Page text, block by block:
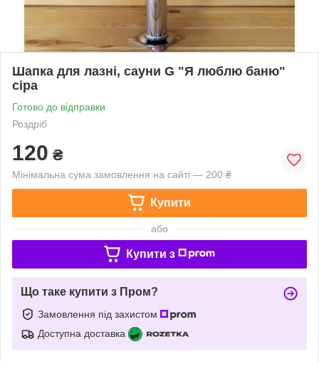
Шапка для лазні, сауни G "Я люблю баню"
сіра
Готово до відправки
Роздріб
120 ₴
Мінімальна сума замовлення на сайті — 200 ₴
Купити
або
Купити з
Що таке купити з Пром?
Замовлення під захистом
Доступна доставка